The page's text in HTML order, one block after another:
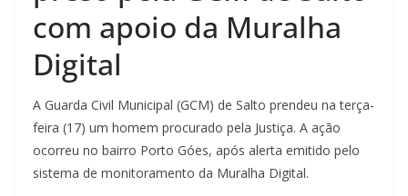
com apoio da Muralha
Digital
A Guarda Civil Municipal (GCM) de Salto prendeu na terça-
feira (17) um homem procurado pela Justiça. A ação
ocorreu no bairro Porto Góes, após alerta emitido pelo
sistema de monitoramento da Muralha Digital.